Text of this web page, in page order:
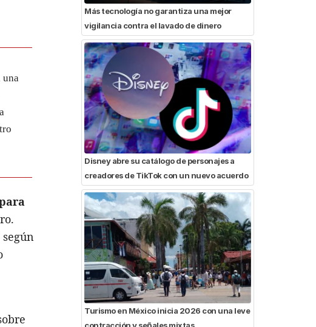
una
Más tecnología no garantiza una mejor
vigilancia contra el lavado de dinero
Disney abre su catálogo de personajes a
creadores de TikTok con un nuevo acuerdo
Turismo en México inicia 2026 con una leve